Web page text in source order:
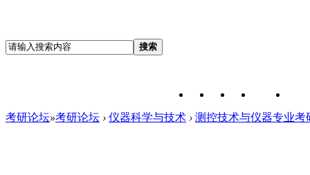
搜索
考研论坛»考研论坛 › 仪器科学与技术 › 测控技术与仪器专业考